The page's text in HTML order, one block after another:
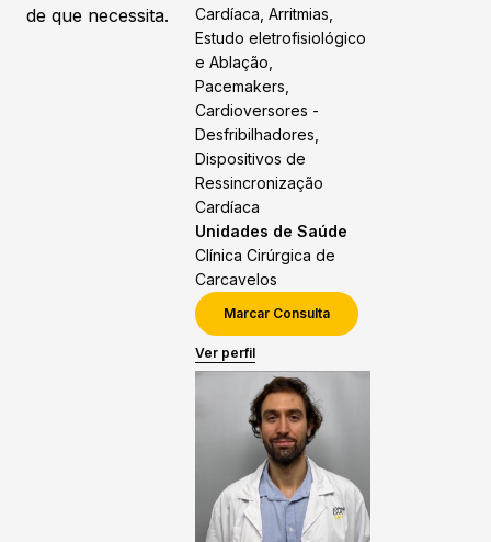
de que necessita.
Cardíaca, Arritmias,
Estudo eletrofisiológico
e Ablação,
Pacemakers,
Cardioversores -
Desfribilhadores,
Dispositivos de
Ressincronização
Cardíaca
Unidades de Saúde
Clínica Cirúrgica de
Carcavelos
Marcar Consulta
Ver perfil